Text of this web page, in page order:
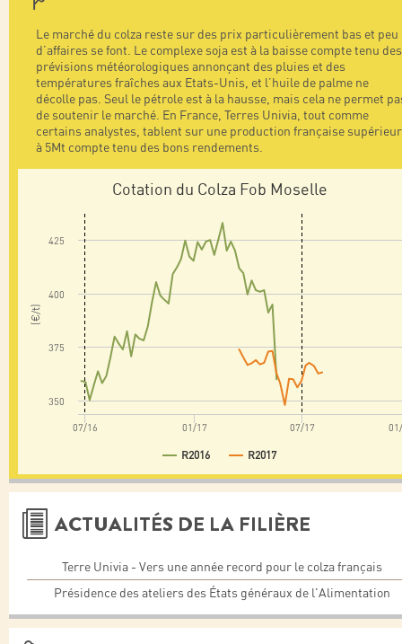
Le marché du colza reste sur des prix particulièrement bas et peu
d’affaires se font. Le complexe soja est à la baisse compte tenu des
prévisions météorologiques annonçant des pluies et des
températures fraîches aux Etats-Unis, et l’huile de palme ne
décolle pas. Seul le pétrole est à la hausse, mais cela ne permet
de soutenir le marché. En France, Terres Univia, tout comme
certains analystes, tablent sur une production française
à 5Mt compte tenu des bons rendements.
(€/t)
Cotation du Colza Fob Moselle
R2016 R2017
01/17
07/16 07/17
350
375
400
425
ACTUALITÉS DE LA FILIÈRE
Terre Univia - Vers une année record pour le colza français
Présidence des ateliers des États généraux de l'Alimentation